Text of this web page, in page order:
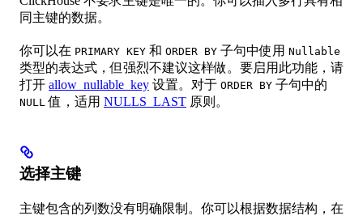
同主键的数据。
你可以在 PRIMARY KEY 和 ORDER BY 子句中使用 Nullable
类型的表达式，但强烈不建议这样做。要启用此功能，请
打开 allow_nullable_key 设置。对于 ORDER BY 子句中的
NULL 值，适用 NULLS_LAST 原则。
选择主键
主键包含的列数没有明确限制。你可以根据数据结构，在